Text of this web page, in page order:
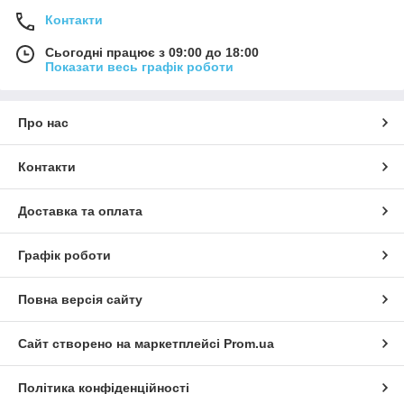
Контакти
Сьогодні працює з 09:00 до 18:00
Показати весь графік роботи
Про нас
Контакти
Доставка та оплата
Графік роботи
Повна версія сайту
Сайт створено на маркетплейсі Prom.ua
Політика конфіденційності